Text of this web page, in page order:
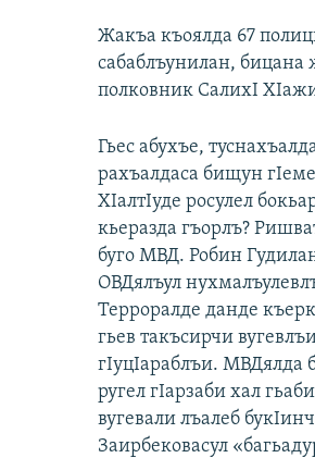
Жакъа къоялда 67
сабаблъунилан, бицана
полковник СалихI
Гьес абухъе,
рахъалдаса бищун
ХIалтIуде росулел
кьеразда гъорлъ?
буго МВД. Робин
ОВДялъул
Терроралде данде
гьев такъсирчи
гIуцIараблъи. МВДялда
ругел гIарзаби хал
вугевали лъалеб
Заирбековасул